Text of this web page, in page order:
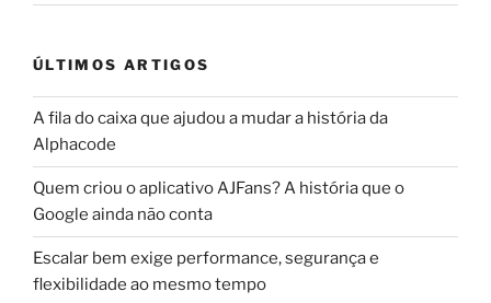
ÚLTIMOS ARTIGOS
A fila do caixa que ajudou a mudar a história da
Alphacode
Quem criou o aplicativo AJFans? A história que o
Google ainda não conta
Escalar bem exige performance, segurança e
flexibilidade ao mesmo tempo